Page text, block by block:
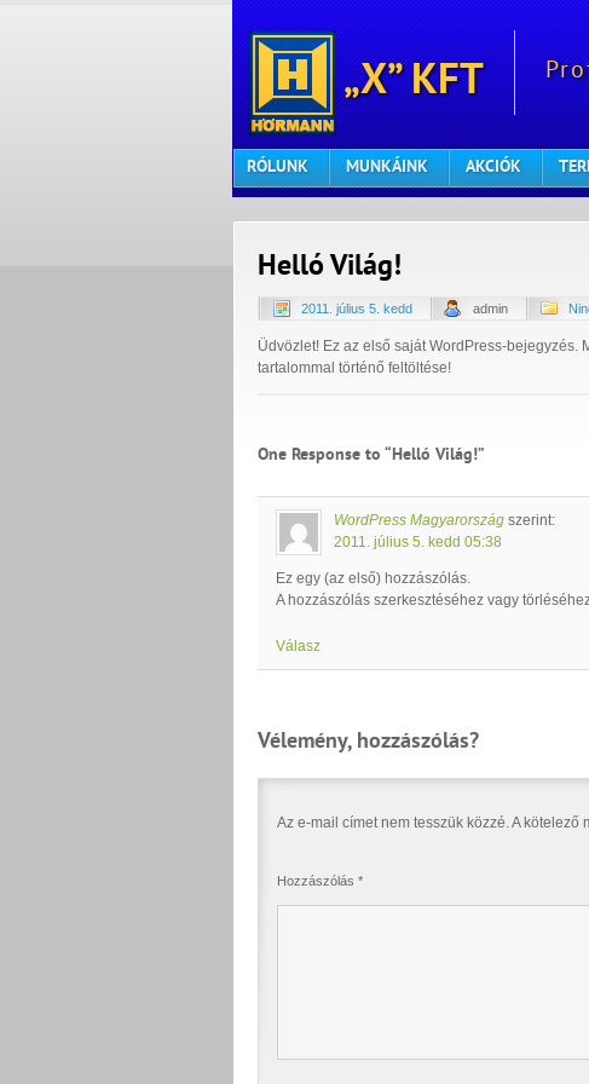
„X” KFT
RÓLUNK MUNKÁINK AKCIÓK
Helló Világ!
2011. július 5. kedd admin
Üdvözlet! Ez az első saját WordPress-
tartalommal történő feltöltése!
One Response to “Helló Világ!”
WordPress Magyarország szerint:
2011. július 5. kedd 05:38
Ez egy (az első) hozzászólás.
A hozzászólás szerkesztéséhez vagy
Válasz
Vélemény, hozzászólás?
Az e-mail címet nem tesszük közzé. A kötelező
Hozzászólás *